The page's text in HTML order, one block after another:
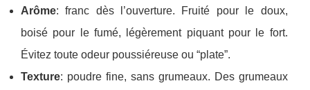
Arôme: franc dès l’ouverture. Fruité pour le doux,
boisé pour le fumé, légèrement piquant pour le fort.
Évitez toute odeur poussiéreuse ou “plate”.
Texture: poudre fine, sans grumeaux. Des grumeaux